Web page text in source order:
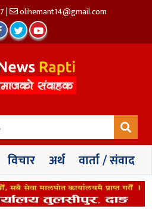
| olihemant14@gmail.com
विचार अर्थ वार्ता / संवाद